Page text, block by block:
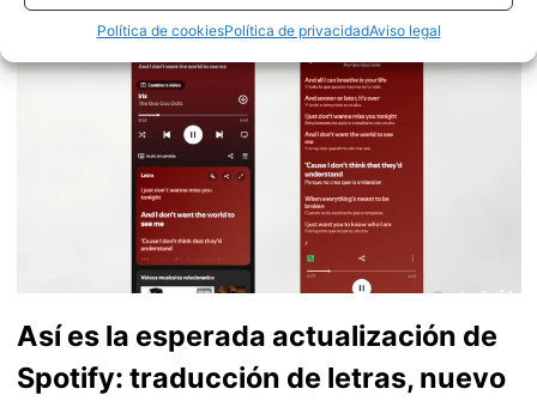
Política de cookiesPolítica de privacidadAviso legal
Talavera de la Reina. Saboreame enTwitter
Así es la esperada actualización de
Spotify: traducción de letras, nuevo